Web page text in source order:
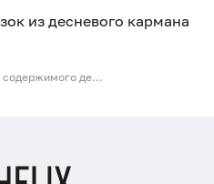
из десневого кармана
Посев содержимого десневого кармана на аэробную микрофлору без определения чувствительности к антибиотикам